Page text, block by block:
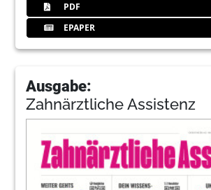
PDF
EPAPER
Ausgabe:
Zahnärztliche Assistenz